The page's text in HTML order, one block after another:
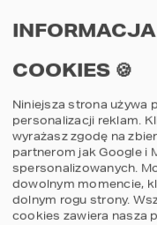
PROJEKT
STREFĄ
AUTOR
COOKIES 🍪
Niniejsza strona używa
personalizacji reklam.
wyrażasz zgodę na
partnerom jak Google i
spersonalizowanych.
dowolnym momencie,
dolnym rogu strony.
cookies zawiera nasza